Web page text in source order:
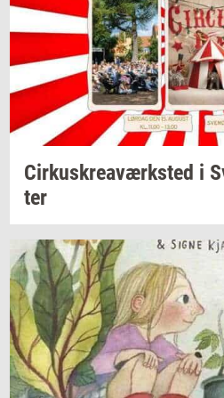
Cir­kuskrea­værk­sted i
ter